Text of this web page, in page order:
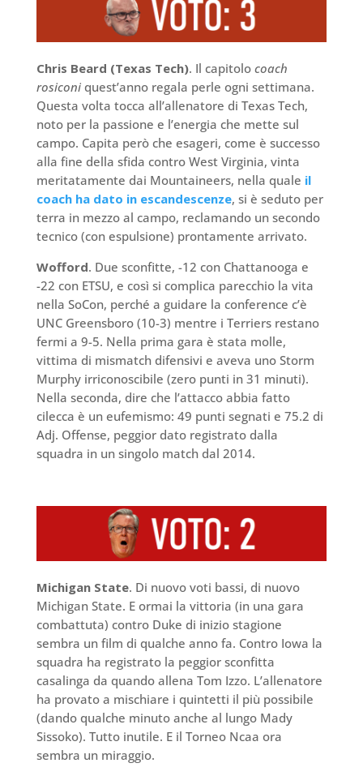
Chris Beard (Texas Tech). Il capitolo coach
rosiconiquest’anno regala perle ogni settimana.
Questa volta tocca all’allenatore di Texas Tech,
noto per la passione e l’energia che mette sul
campo. Capita però che esageri, come è successo
alla fine della sfida contro West Virginia, vinta
meritatamente dai Mountaineers, nella quale il
coach ha dato in escandescenze, si è seduto per
terra in mezzo al campo, reclamando un secondo
tecnico (con espulsione) prontamente arrivato.
Wofford. Due sconfitte, -12 con Chattanooga e
-22 con ETSU, e così si complica parecchio la vita
nella SoCon, perché a guidare la conference c’è
UNC Greensboro (10-3) mentre i Terriers restano
fermi a 9-5. Nella prima gara è stata molle,
vittima di mismatch difensivi e aveva uno Storm
Murphy irriconoscibile (zero punti in 31 minuti).
Nella seconda, dire che l’attacco abbia fatto
cilecca è un eufemismo: 49 punti segnati e 75.2 di
Adj. Offense, peggior dato registrato dalla
squadra in un singolo match dal 2014.
Michigan State. Di nuovo voti bassi, di nuovo
Michigan State. E ormai la vittoria (in una gara
combattuta) contro Duke di inizio stagione
sembra un film di qualche anno fa. Contro Iowa la
squadra ha registrato la peggior sconfitta
casalinga da quando allena Tom Izzo. L’allenatore
ha provato a mischiare i quintetti il più possibile
(dando qualche minuto anche al lungo Mady
Sissoko). Tutto inutile. E il Torneo Ncaa ora
sembra un miraggio.